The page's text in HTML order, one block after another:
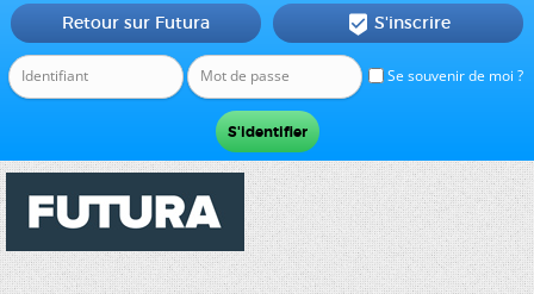
Se souvenir de moi ?
Retour sur Futura  S'inscrire